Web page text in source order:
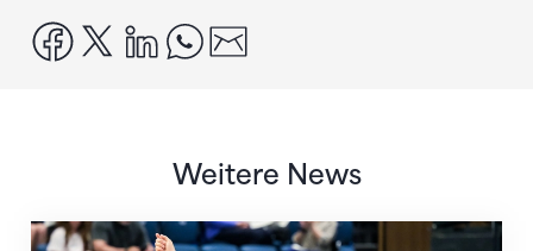
facebook
x linkedinwhatsapp
Weitere News
Nächster Halt: Weltmeisterschaft